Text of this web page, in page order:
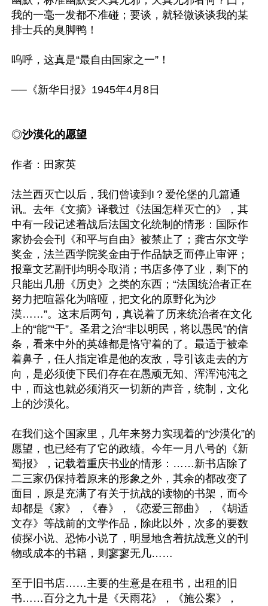
我的一毫一发都不准碰；要谈，就轻微谈谈我的某
排士兵的臭脚鸭！
呜呼，这真是“最自由国家之一”！
──《新华日报》1945年4月8日
◎沙漠化的愿望
作者：田家英
法兰西灭亡以后，我们曾读到I？爱伦堡的几篇通
讯。去年《文摘》译载过《法国怎样灭亡的》，其
中有一段记述着战后法国文化统制的情形：国际作
家协会会刊《和平与自由》被禁止了；龚古尔文学
奖金，法兰西学院奖金由于作品缺乏而停止审评；
报章文艺副刊均明令取消；书店多停了业，剩下的
只能出几册《历史》之类的东西；“法国统治者正在
努力把喧嚣化为喑哑，把文化的原野化为沙
漠……”。这末后两句，真说着了历来统治者在文化
上的“能”“干”。圣君之治“非以明民，将以愚民”的信
条，看来中外的英雄都是恪守着的了。最适于被牵
着鼻子，任人指定谁是他的友敌，导引该走去的方
向，是必须使下民们存在在愚顽无知、浑浑沌沌之
中，而这也就必须消灭一切新的声音，统制，文化
上的沙漠化。
在我们这个国家里，几年来努力实现着的“沙漠化”的
愿望，也已经有了它的政绩。今年一月八号的《新
蜀报》，记载着重庆书业的情形：……新书店除了
二三家仍保持着原来的形象之外，其余的都改变了
面目，原是充满了有关于抗战的读物的书架，而今
却都是《家》，《春》，《恋爱三部曲》，《胡适
文存》等战前的文学作品，除此以外，次多的要数
侦探小说、恐怖小说了，明显地含着抗战意义的刊
物或成本的书籍，则寥寥无几……
至于旧书店……主要的生意是在租书，出租的旧
书……百分之九十是《天雨花》，《施公案》，